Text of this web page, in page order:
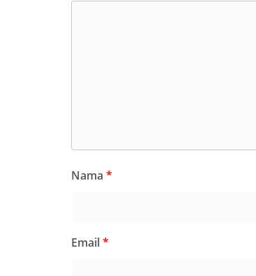
Nama *
Email*